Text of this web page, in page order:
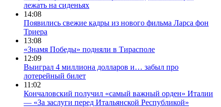
лежать на сиденьях
14:08
Появились свежие кадры из нового фильма Ларса фон
Триера
13:08
«Знамя Победы» подняли в Тирасполе
12:09
Выиграл 4 миллиона долларов и… забыл про
лотерейный билет
11:02
Кончаловский получил «самый важный орден» Италии
— «За заслуги перед Итальянской Республикой»